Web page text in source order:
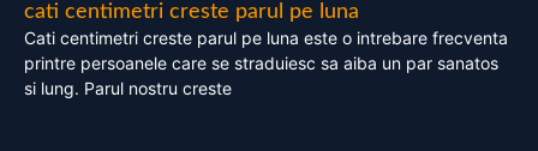
cati centimetri creste parul pe luna
Cati centimetri creste parul pe luna este o intrebare frecventa
printre persoanele care se straduiesc sa aiba un par sanatos
si lung. Parul nostru creste